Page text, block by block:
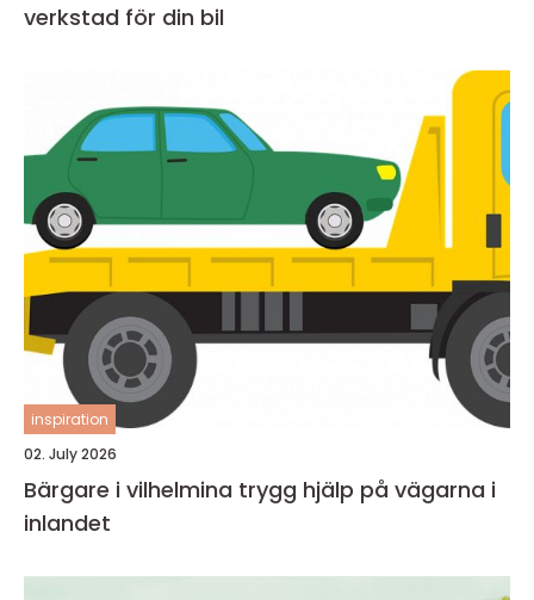
verkstad för din bil
inspiration
02. July 2026
Bärgare i vilhelmina trygg hjälp på vägarna i
inlandet